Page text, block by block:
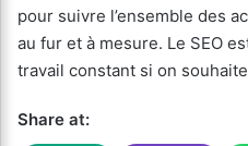
pour suivre l’ensemble des
au fur et à mesure. Le SEO
travail constant si on
Share at: